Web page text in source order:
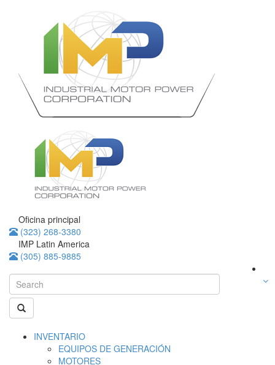
Oficina principal
(323) 268-3380
IMP Latin America
(305) 885-9885
INVENTARIO
EQUIPOS DE GENERACIÓN
MOTORES